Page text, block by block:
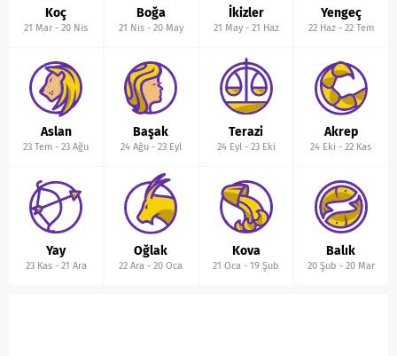
Koç
21 Mar -20 Nis
Boğa
21 Nis- 20 May
İkizler
21 May- 21 Haz
Yengeç
22 Haz- 22 Tem
Aslan
23 Tem -23 Ağu
Başak
24 Ağu- 23 Eyl
Terazi
24 Eyl - 23 Eki
Akrep
24 Eki -22 Kas
Yay
23 Kas- 21 Ara
Oğlak
22 Ara -20 Oca
Kova
21 Oca -19 Şub
Balık
20 Şub - 20 Mar